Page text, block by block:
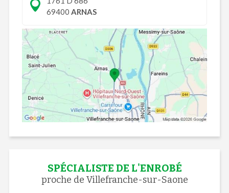
69400 ARNAS
SPÉCIALISTE DE L'ENROBÉ
proche de Villefranche-sur-Saone